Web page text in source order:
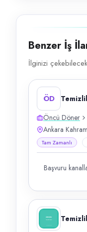
Benzer İş
İlginizi
ÖD
Öncü Döner
Ankara
Tam Zamanlı
Başvuru